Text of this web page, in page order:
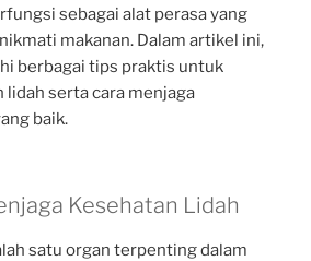
sebagai alat perasa yang
makanan. Dalam artikel ini,
berbagai tips praktis untuk
lidah serta cara menjaga
baik.
Kesehatan Lidah
satu organ terpenting dalam